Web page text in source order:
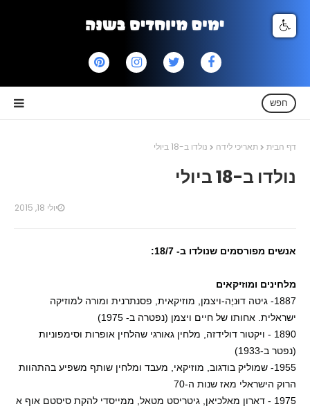
חפש
דף הבית תאריכי לידה נולדו ב-18 ביולי
נולדו ב-18 ביולי
יולי 18, 2015
אנשים מפורסמים שנולדו ב- 18/7:
מלחינים ומוזיקאים
1887- גיטה דוּניֶה-ויצמן, מוזיקאית, פסנתרנית ומורה למוזיקה
ישראלית. אחותו של חיים ויצמן (נפטרה ב- 1975)
1890 - ויקטור דולידזה, מלחין גאורגי שהלחין אופרות וסימפוניות
(נפטר ב-1933)
1955- שמוליק בודגוב, מוזיקאי, מעבד ומלחין שותף משפיע בהתהוות
הרוק הישראלי מאז שנות ה-70
1975 - דארון מאלכיאן, גיטריסט מטאל, ממייסדי להקת סיסטם אוף א